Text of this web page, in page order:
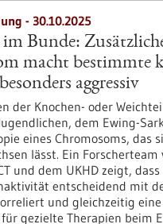
- 30.10.2025
Bunde:
macht bestimmte
aggressiv
der Knochen- oder
dem Ewing-
eines Chromosoms, das
lässt. Ein Forscherteam
und dem UKHD zeigt,
entscheidend mit
und gleichzeitig eine
gezielte Therapien beim